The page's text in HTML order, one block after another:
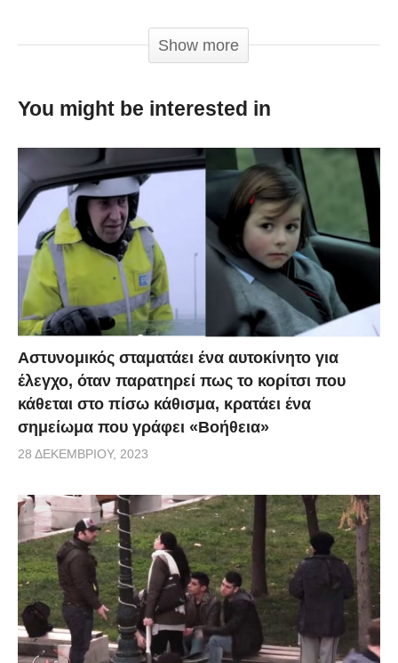
Μικρά καλοκαιρινά βάσανα της καθημερινότητας που
όλα τα κορίτσια αναγνωρίζουν!
via
Show more
You might be interested in
Αστυνομικός σταματάει ένα αυτοκίνητο για
έλεγχο, όταν παρατηρεί πως το κορίτσι που
κάθεται στο πίσω κάθισμα, κρατάει ένα
σημείωμα που γράφει «Βοήθεια»
28 ΔΕΚΕΜΒΡΊΟΥ, 2023